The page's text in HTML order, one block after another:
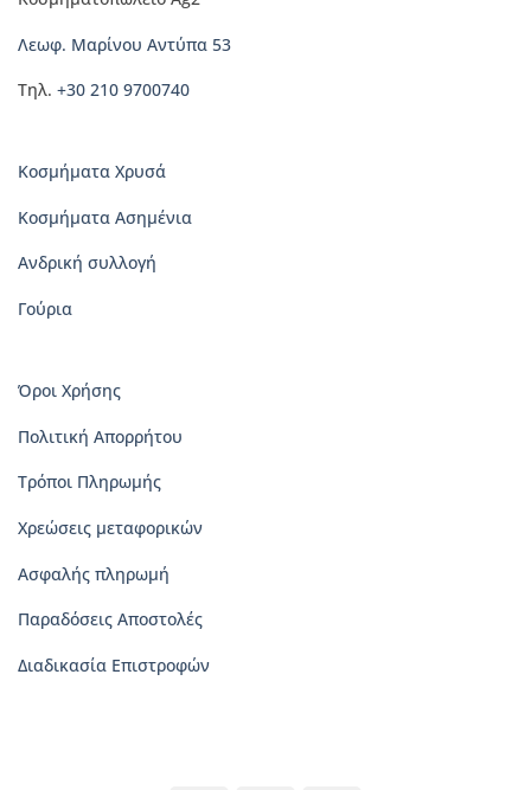
Λεωφ. Μαρίνου Αντύπα 53
Τηλ. +30 210 9700740
Κοσμήματα Χρυσά
Κοσμήματα Ασημένια
Ανδρική συλλογή
Γούρια
Όροι Χρήσης
Πολιτική Απορρήτου
Τρόποι Πληρωμής
Χρεώσεις μεταφορικών
Ασφαλής πληρωμή
Παραδόσεις Αποστολές
Διαδικασία Επιστροφών